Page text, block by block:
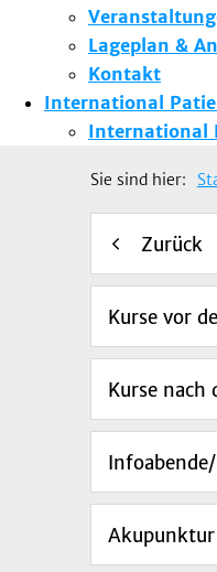
Lageplan &
Kontakt
International
International
Sie sind hier:
Zurück
Kurse vor
Kurse nach
Akupunktur